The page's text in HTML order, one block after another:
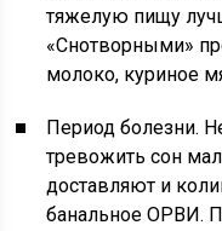
тяжелую пищу
«Снотворными»
молоко, куриное
Период болезни.
тревожить сон
доставляют и
банальное ОРВИ.